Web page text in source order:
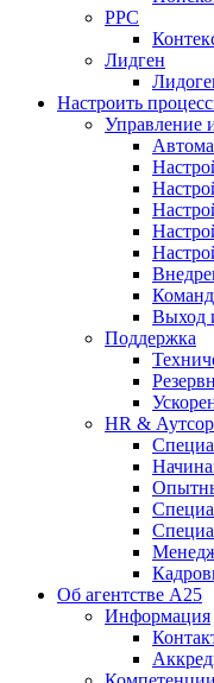
PPC
Лидген
Настроить
Управление
Выход
Поддержка
HR &
Об агентстве А25
Информация